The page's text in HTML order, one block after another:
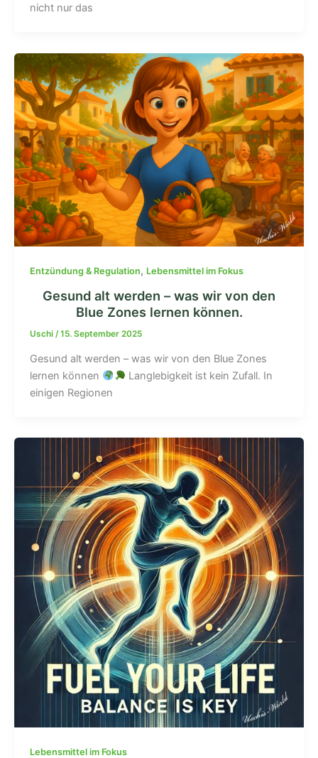
nicht nur das
Entzündung & Regulation, Lebensmittel im Fokus
Gesund alt werden – was wir von den
Blue Zones lernen können.
Uschi /15. September 2025
Gesund alt werden – was wir von den Blue Zones
lernen können
Langlebigkeit ist kein Zufall. In
einigen Regionen
Lebensmittel im Fokus